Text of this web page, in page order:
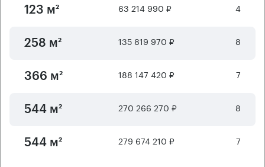
123 м² 63 214 990 ₽ 4
258 м² 135 819 970 ₽ 8
366 м² 188 147 420 ₽ 7
544 м² 270 266 270 ₽ 8
544 м² 279 674 210 ₽ 7